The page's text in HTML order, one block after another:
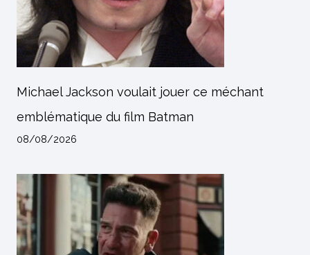
Michael Jackson voulait jouer ce méchant
emblématique du film Batman
08/08/2026